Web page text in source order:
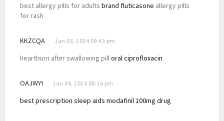
best allergy pills for adults brand fluticasone allergy pills
for rash
KKZCQA Jan 03, 2024 09:43 pm
heartburn after swallowing pill oral ciprofloxacin
OAJWYI Jan 04, 2024 08:16 pm
best prescription sleep aids modafinil 100mg drug